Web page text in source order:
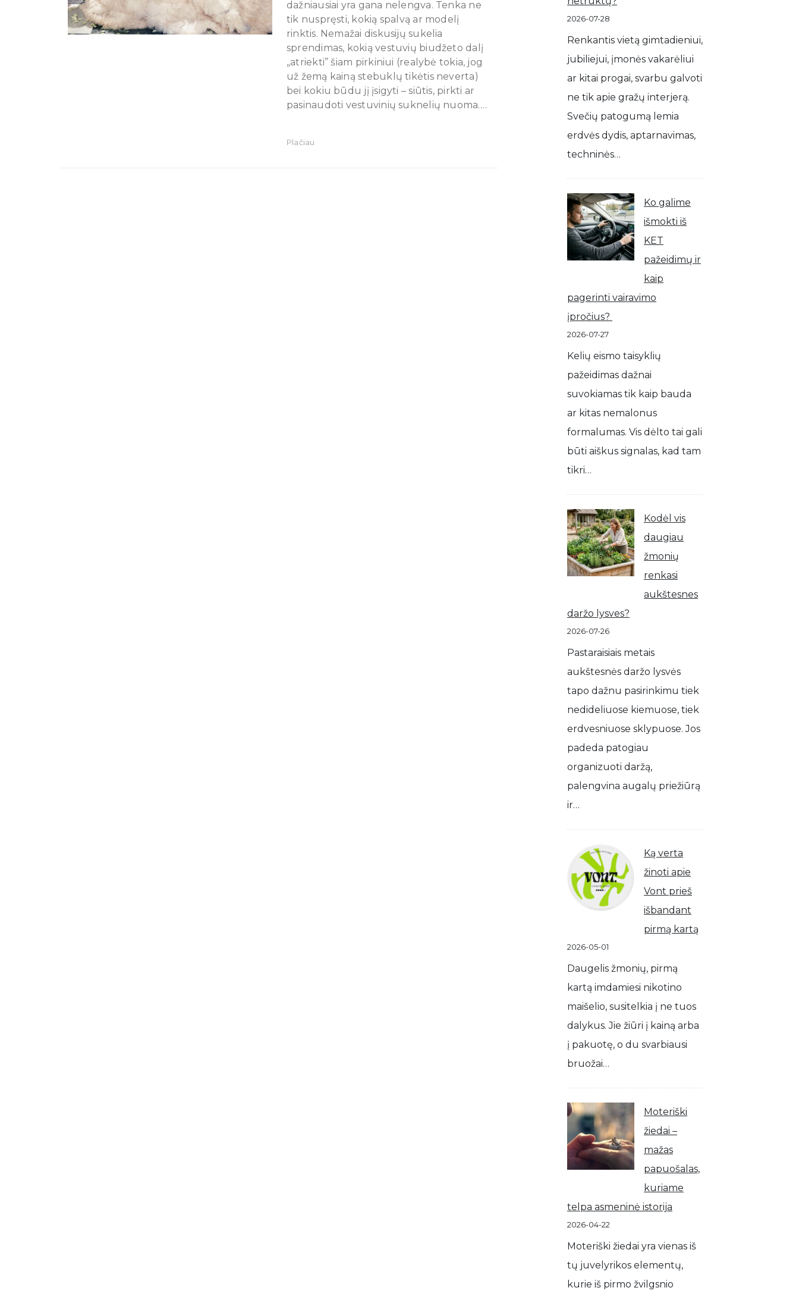
dažniausiai yra gana nelengva. Tenka ne
tik nuspręsti, kokią spalvą ar modelį
rinktis. Nemažai diskusijų sukelia
sprendimas, kokią vestuvių biudžeto dalį
„atriekti” šiam pirkiniui (realybė tokia, jog
už žemą kainą stebuklų tikėtis neverta)
bei kokiu būdu jį įsigyti – siūtis, pirkti ar
pasinaudoti vestuvinių suknelių nuoma.…
Plačiau
2026-07-28
Renkantis vietą gimtadieniui,
jubiliejui, įmonės vakarėliui
ar kitai progai, svarbu galvoti
ne tik apie gražų interjerą.
Svečių patogumą lemia
erdvės dydis, aptarnavimas,
techninės…
Ko galime
išmokti iš
KET
pažeidimų ir
kaip
pagerinti vairavimo
įpročius?
2026-07-27
Kelių eismo taisyklių
pažeidimas dažnai
suvokiamas tik kaip bauda
ar kitas nemalonus
formalumas. Vis dėlto tai gali
būti aiškus signalas, kad tam
tikri…
Kodėl vis
daugiau
žmonių
renkasi
aukštesnes
daržo lysves?
2026-07-26
Pastaraisiais metais
aukštesnės daržo lysvės
tapo dažnu pasirinkimu tiek
nedideliuose kiemuose, tiek
erdvesniuose sklypuose. Jos
padeda patogiau
organizuoti daržą,
palengvina augalų priežiūrą
ir…
Ką verta
žinoti apie
Vont prieš
išbandant
pirmą kartą
2026-05-01
Daugelis žmonių, pirmą
kartą imdamiesi nikotino
maišelio, susitelkia į ne tuos
dalykus. Jie žiūri į kainą arba
į pakuotę, o du svarbiausi
bruožai…
Moteriški
žiedai –
mažas
papuošalas,
kuriame
telpa asmeninė istorija
2026-04-22
Moteriški žiedai yra vienas iš
tų juvelyrikos elementų,
kurie iš pirmo žvilgsnio